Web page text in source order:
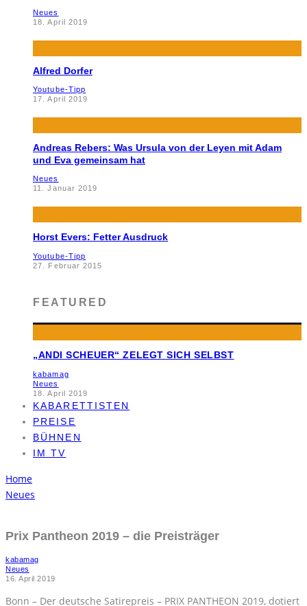
Neues
18. April 2019
Alfred Dorfer
Youtube-Tipp
17. April 2019
Andreas Rebers: Was Ursula von der Leyen mit Adam
und Eva gemeinsam hat
Neues
11. Januar 2019
Horst Evers: Fetter Ausdruck
Youtube-Tipp
27. Februar 2015
FEATURED
„ANDI SCHEUER“ ZELEGT SICH SELBST
kabamag
Neues
18. April 2019
KABARETTISTEN
PREISE
BÜHNEN
IM TV
Home
Neues
Prix Pantheon 2019 – die Preisträger
kabamag
Neues
16. April 2019
Bonn – Der deutsche Satirepreis – PRIX PANTHEON 2019, dotiert